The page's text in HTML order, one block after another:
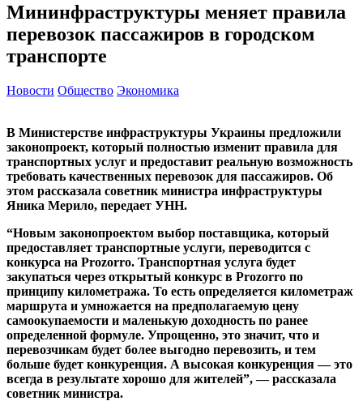
Мининфраструктуры меняет правила
перевозок пассажиров в городском
транспорте
Новости Общество Экономика
В Министерстве инфраструктуры Украины предложили
законопроект, который полностью изменит правила для
транспортных услуг и предоставит реальную возможность
требовать качественных перевозок для пассажиров. Об
этом рассказала советник министра инфраструктуры
Яника Мерило, передает УНН.
“Новым законопроектом выбор поставщика, который
предоставляет транспортные услуги, переводится с
конкурса на Prozorro. Транспортная услуга будет
закупаться через открытый конкурс в Prozorro по
принципу километража. То есть определяется километраж
маршрута и умножается на предполагаемую цену
самоокупаемости и маленькую доходность по ранее
определенной формуле. Упрощенно, это значит, что и
перевозчикам будет более выгодно перевозить, и тем
больше будет конкуренция. А высокая конкуренция — это
всегда в результате хорошо для жителей”, — рассказала
советник министра.